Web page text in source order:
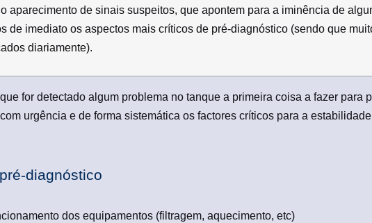
aparecimento de sinais suspeitos, que apontem para a iminência de
de imediato os aspectos mais críticos de pré-diagnóstico (sendo que
diariamente).
for detectado algum problema no tanque a primeira coisa a fazer para
urgência e de forma sistemática os factores críticos para a
diagnóstico
dos equipamentos (filtragem, aquecimento, etc)